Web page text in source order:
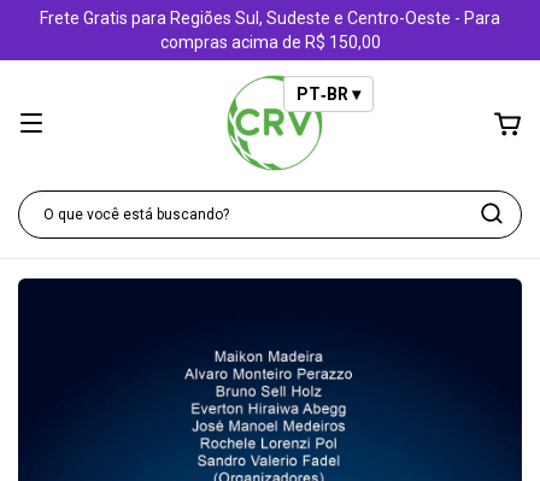
Frete Gratis para Regiões Sul, Sudeste e Centro-Oeste - Para
compras acima de R$ 150,00
PT‑BR ▾